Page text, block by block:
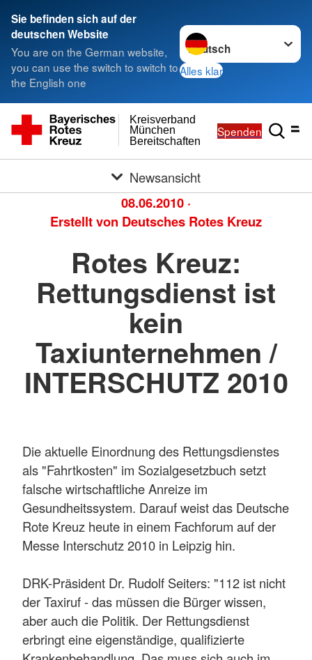
Sie befinden sich auf der
deutschen Website
You are on the German website,
you can use the switch to switch to
the English one
Sprache wechseln zu
Alles klar
Bereitschaften
München
Kreisverband
Spenden
Newsansicht
08.06.2010 ·
Erstellt von Deutsches Rotes Kreuz
Rotes Kreuz:
Rettungsdienst ist
kein
Taxiunternehmen /
INTERSCHUTZ 2010
Die aktuelle Einordnung des Rettungsdienstes
als "Fahrtkosten" im Sozialgesetzbuch setzt
falsche wirtschaftliche Anreize im
Gesundheitssystem. Darauf weist das Deutsche
Rote Kreuz heute in einem Fachforum auf der
Messe Interschutz 2010 in Leipzig hin.
DRK-Präsident Dr. Rudolf Seiters: "112 ist nicht
der Taxiruf - das müssen die Bürger wissen,
aber auch die Politik. Der Rettungsdienst
erbringt eine eigenständige, qualifizierte